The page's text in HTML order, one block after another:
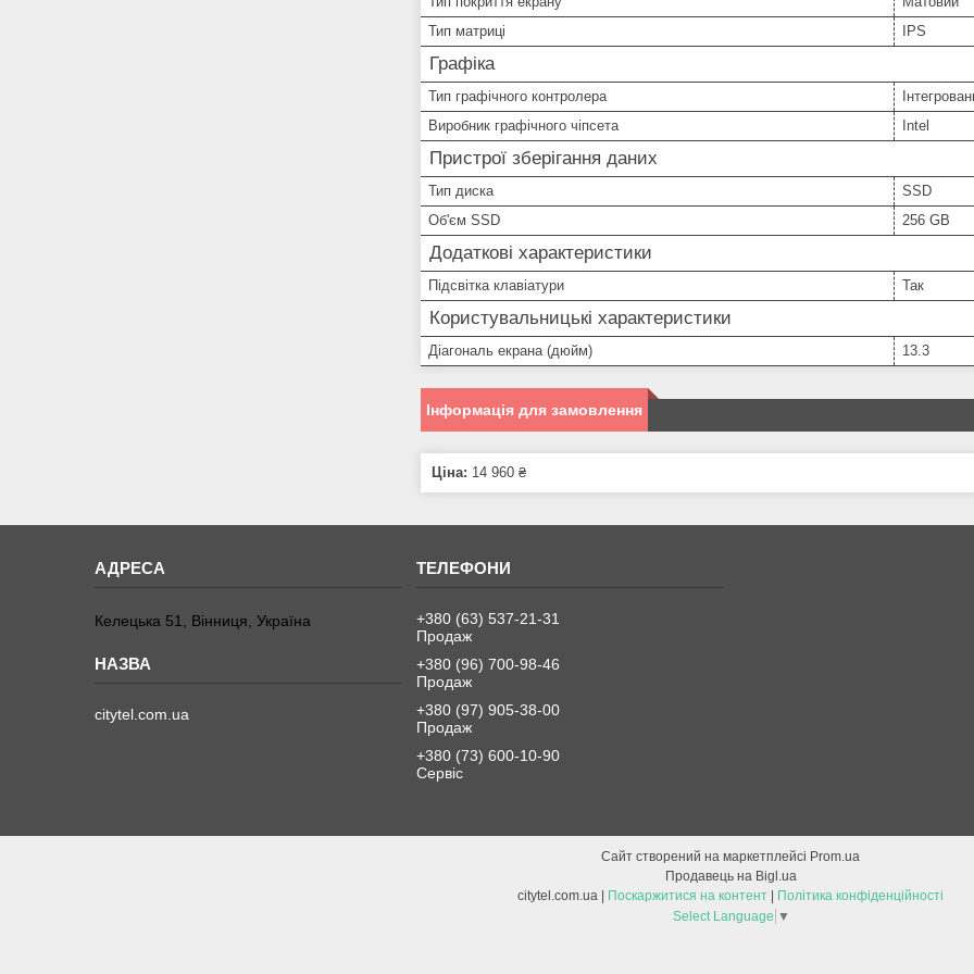
Тип матриці
IPS
Графіка
Тип графічного контролера
Виробник графічного чіпсета
Intel
Пристрої зберігання даних
Тип диска
SSD
Об'єм SSD
256 GB
Додаткові характеристики
Підсвітка клавіатури Так
Користувальницькі характеристики
Діагональ екрана (дюйм) 13.3
Інформація для замовлення
Ціна: 14 960 ₴
Келецька 51, Вінниця, Україна
citytel.com.ua
+380 (63) 537-21-31
Продаж
+380 (96) 700-98-46
Продаж
+380 (97) 905-38-00
Продаж
+380 (73) 600-10-90
Сервіс
Сайт створений на маркетплейсі Prom.ua
Продавець на Bigl.ua
citytel.com.ua | Поскаржитися на контент | Політика конфіденційності
Select Language ▼